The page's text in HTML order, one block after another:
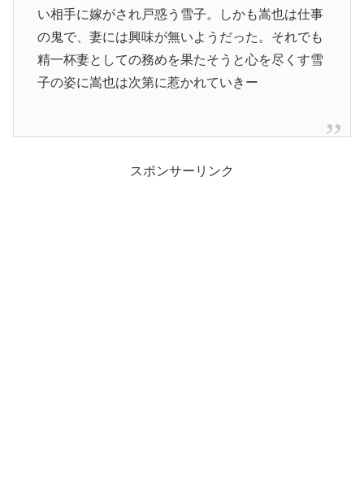
い相手に嫁がされ戸惑う雪子。しかも嵩也は仕事
の鬼で、妻には興味が無いようだった。それでも
精一杯妻としての務めを果たそうと心を尽くす雪
子の姿に嵩也は次第に惹かれていきー
スポンサーリンク